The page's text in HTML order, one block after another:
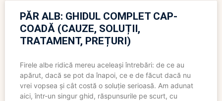
PĂR ALB: GHIDUL COMPLET CAP-
COADĂ (CAUZE, SOLUȚII,
TRATAMENT, PREȚURI)
Firele albe ridică mereu aceleași întrebări: de ce au
apărut, dacă se pot da înapoi, ce e de făcut dacă nu
vrei vopsea și cât costă o soluție serioasă. Am adunat
aici, într-un singur ghid, răspunsurile pe scurt, cu